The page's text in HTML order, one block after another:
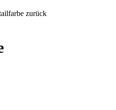
zurück
pearlgrau